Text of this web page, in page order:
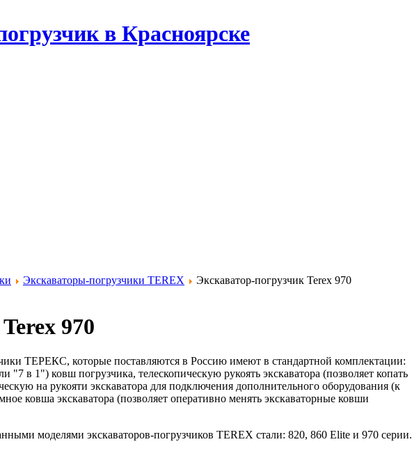
в Красноярске
Экскаваторы-погрузчики TEREX Экскаватор-погрузчик Terex 970
970
ТЕРЕКС, которые поставляются в Россию имеют в стандартной комплектации:
в 1") ковш погрузчика, телескопическую рукоять экскаватора (позволяет копать
на рукояти экскаватора для подключения дополнительного оборудования (к
ковша экскаватора (позволяет оперативно менять экскаваторные ковши
моделями экскаваторов-погрузчиков TEREX стали: 820, 860 Elite и 970 серии.